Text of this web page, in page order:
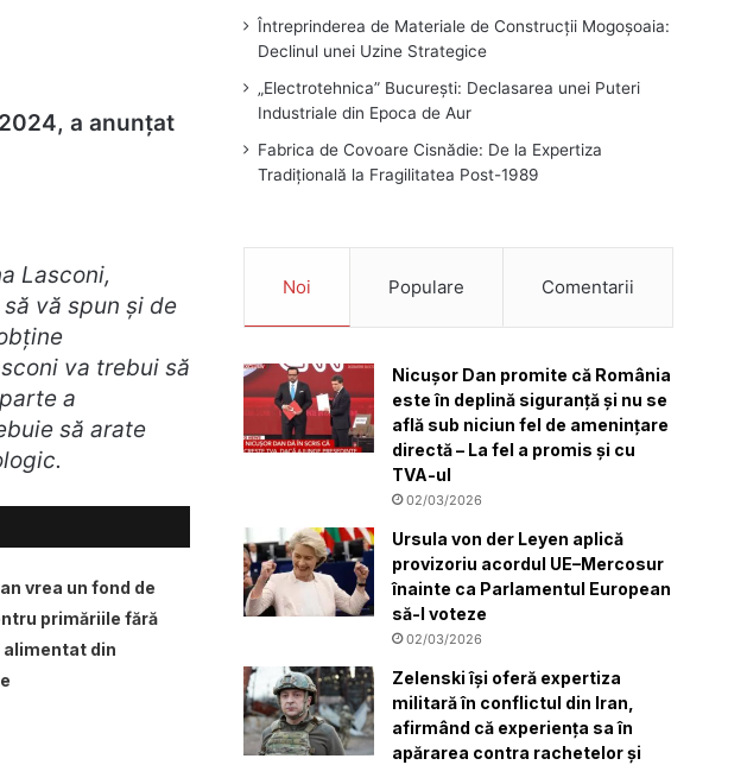
a anunțat
Lasconi,
vă spun și de
va trebui să
a
să arate
vrea un fond de
primăriile fără
din
Întreprinderea de Materiale de Construcții Mogoșoaia:
Declinul unei Uzine Strategice
„Electrotehnica” București: Declasarea unei Puteri
Industriale din Epoca de Aur
Fabrica de Covoare Cisnădie: De la Expertiza
Tradițională la Fragilitatea Post-1989
Noi Populare Comentarii
Nicușor Dan promite că România
este în deplină siguranță și nu se
află sub niciun fel de amenințare
directă – La fel a promis și cu
TVA-ul
02/03/2026
Ursula von der Leyen aplică
provizoriu acordul UE–Mercosur
înainte ca Parlamentul European
să-l voteze
02/03/2026
Zelenski își oferă expertiza
militară în conflictul din Iran,
afirmând că experiența sa în
apărarea contra rachetelor și